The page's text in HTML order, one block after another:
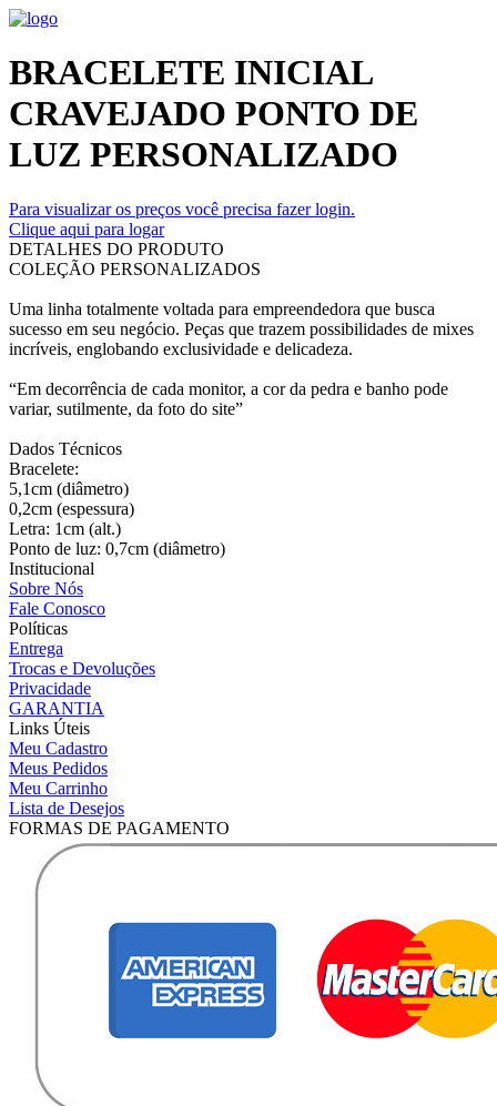
BRACELETE INICIAL
CRAVEJADO PONTO DE
LUZ PERSONALIZADO
Para visualizar os preços você precisa fazer login.
Clique aqui para logar
DETALHES DO PRODUTO
COLEÇÃO PERSONALIZADOS
Uma linha totalmente voltada para empreendedora que busca
sucesso em seu negócio. Peças que trazem possibilidades de mixes
incríveis, englobando exclusividade e delicadeza.
“Em decorrência de cada monitor, a cor da pedra e banho pode
variar, sutilmente, da foto do site”
Dados Técnicos
Bracelete:
5,1cm (diâmetro)
0,2cm (espessura)
Letra: 1cm (alt.)
Ponto de luz: 0,7cm (diâmetro)
Institucional
Sobre Nós
Fale Conosco
Políticas
Entrega
Trocas e Devoluções
Privacidade
GARANTIA
Links Úteis
Meu Cadastro
Meus Pedidos
Meu Carrinho
Lista de Desejos
FORMAS DE PAGAMENTO